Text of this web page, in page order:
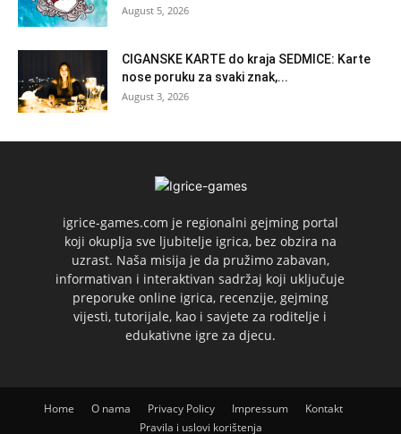
August 5, 2026
CIGANSKE KARTE do kraja SEDMICE: Karte
nose poruku za svaki znak,...
August 3, 2026
igrice-games.com je regionalni gejming portal
koji okuplja sve ljubitelje igrica, bez obzira na
uzrast. Naša misija je da pružimo zabavan,
informativan i interaktivan sadržaj koji uključuje
preporuke online igrica, recenzije, gejming
vijesti, tutorijale, kao i savjete za roditelje i
edukativne igre za djecu.
Home O nama Privacy Policy Impressum
Kontakt
Pravila i uslovi korištenja